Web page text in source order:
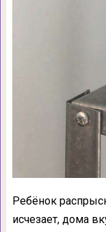
Ребёнок
исчезает, дома